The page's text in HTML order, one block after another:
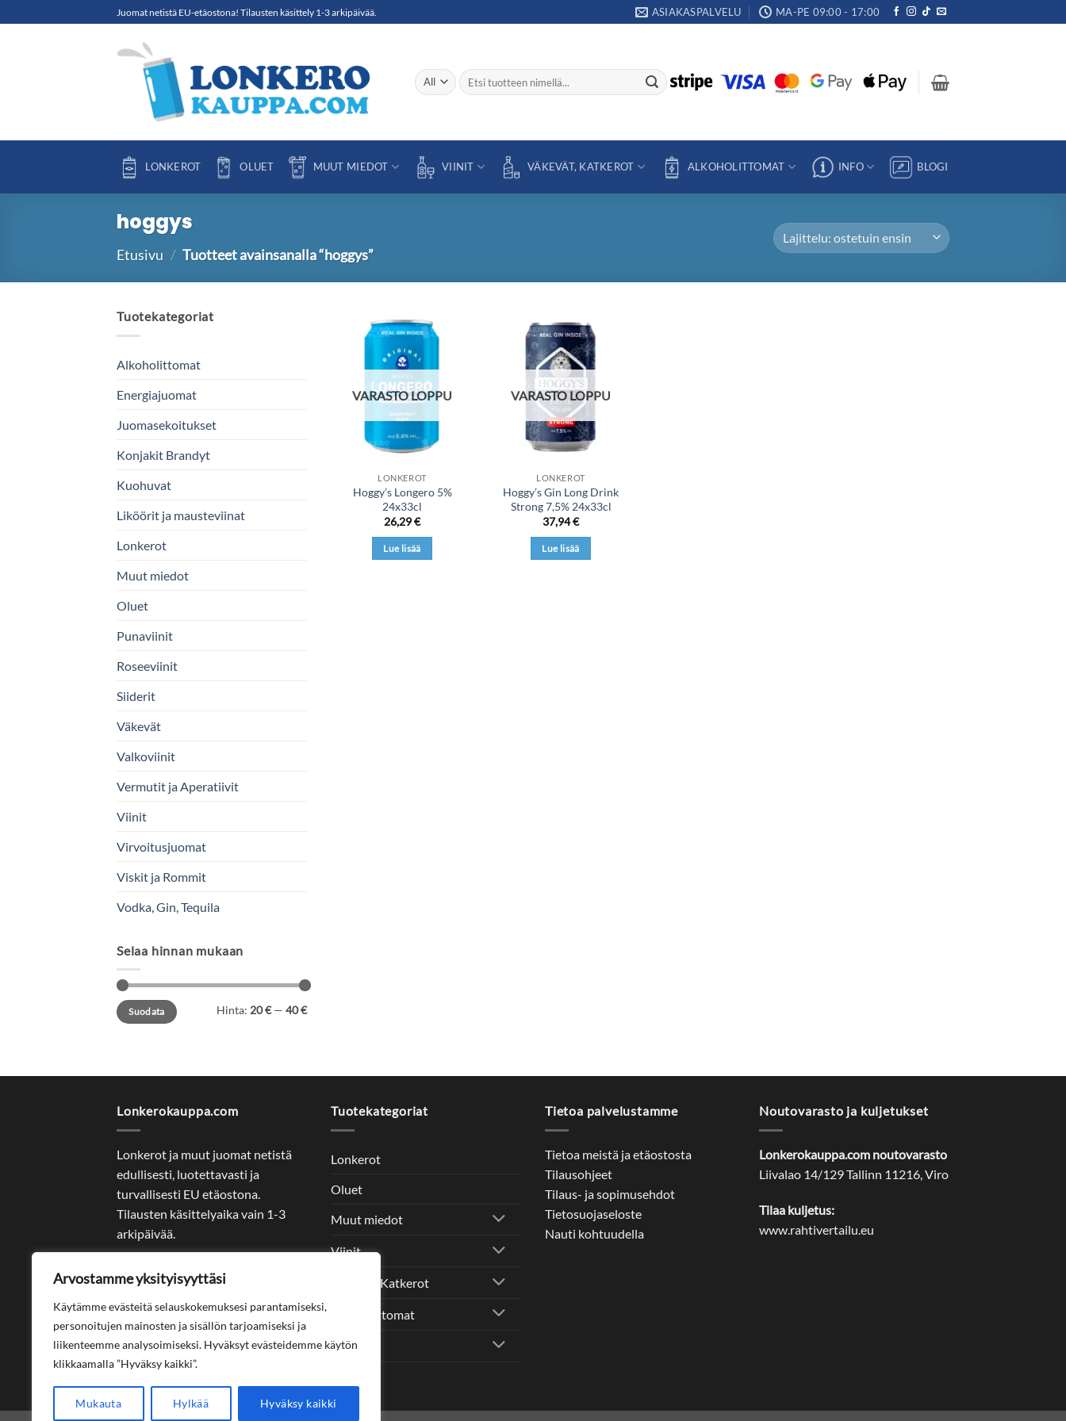
Arvostamme yksityisyyttäsi
Käytämme evästeitä selauskokemuksesi parantamiseksi,
personoitujen mainosten ja sisällön tarjoamiseksi ja
liikenteemme analysoimiseksi. Hyväksyt evästeidemme käytön
klikkaamalla ”Hyväksy kaikki”.
Mukauta Hylkää Hyväksy kaikki
to
Juomat netistä EU-etäostona! Tilausten käsittely 1-3 arkipäivää. ASIAKASPALVELU MA-PE 09:00 - 17:00
Etsi:
LONKEROT OLUET MUUT MIEDOT VIINIT VÄKEVÄT, KATKEROT ALKOHOLITTOMAT INFO BLOGI
hoggys
Etusivu / Tuotteet avainsanalla “hoggys”
Tuotekategoriat
Alkoholittomat
Energiajuomat
Juomasekoitukset
Konjakit Brandyt
Kuohuvat
Liköörit ja mausteviinat
Lonkerot
Muut miedot
Oluet
Punaviinit
Roseeviinit
Siiderit
Väkevät
Valkoviinit
Vermutit ja Aperatiivit
Viinit
Virvoitusjuomat
Viskit ja Rommit
Vodka, Gin, Tequila
Selaa hinnan mukaan
Minimihinta
Maksimihinta
Suodata Hinta: 20 €— 40 €
VARASTO LOPPU
LONKEROT
Hoggy’s Longero 5%
24x33cl
26,29€
Lue lisää
Add to
wishlist
VARASTO LOPPU
LONKEROT
Hoggy’s Gin Long Drink
Strong 7,5% 24x33cl
37,94€
Lue lisää
Lonkerokauppa.com
Lonkerot ja muut juomat netistä
edullisesti, luotettavasti ja
turvallisesti EU etäostona.
Tilausten käsittelyaika vain 1-3
arkipäivää.
Asiakaspalvelu ma-pe 09-17
info@lonkerokauppa.com
Tuotekategoriat
Lonkerot
Oluet
Muut miedot
Viinit
Väkevät, Katkerot
Alkoholittomat
Info
Tietoa palvelustamme
Tietoa meistä ja etäostosta
Tilausohjeet
Tilaus- ja sopimusehdot
Tietosuojaseloste
Nauti kohtuudella
Noutovarasto ja kuljetukset
Lonkerokauppa.com noutovarasto
Liivalao 14/129 Tallinn 11216, Viro
Tilaa kuljetus:
www.rahtivertailu.eu